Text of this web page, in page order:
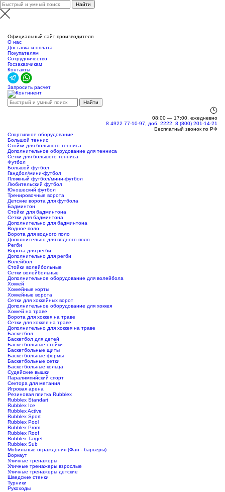
Официальный сайт производителя
О нас
Доставка и оплата
Покупателям
Сотрудничество
Госзаказчикам
Контакты
Запросить расчет
08:00 — 17:00, ежедневно
8 4922 77-10-97, доб. 2222, 8 (800) 201-14-21
Бесплатный звонок по РФ
Спортивное оборудование
Большой теннис
Стойки для большого тенниса
Дополнительное оборудование для тенниса
Сетки для большого тенниса
Футбол
Большой футбол
Гандбол/мини-футбол
Пляжный футбол/мини-футбол
Любительский футбол
Юношеский футбол
Тренировочные ворота
Детские ворота для футбола
Бадминтон
Стойки для бадминтона
Сетки для бадминтона
Дополнительно для бадминтона
Водное поло
Ворота для водного поло
Дополнительно для водного поло
Регби
Ворота для регби
Дополнительно для регби
Волейбол
Стойки волейбольные
Сетки волейбольные
Дополнительное оборудование для волейбола
Хоккей
Хоккейные корты
Хоккейные ворота
Сетки для хоккейных ворот
Дополнительное оборудование для хоккея
Хоккей на траве
Ворота для хоккея на траве
Сетки для хоккея на траве
Дополнительно для хоккея на траве
Баскетбол
Баскетбол для детей
Баскетбольные стойки
Баскетбольные щиты
Баскетбольные фермы
Баскетбольные сетки
Баскетбольные кольца
Судейские вышки
Паралимпийский спорт
Сектора для метания
Игровая арена
Резиновая плитка Rubblex
Rubblex Standart
Rubblex Ice
Rubblex Active
Rubblex Sport
Rubblex Pool
Rubblex Prom
Rubblex Roof
Rubblex Target
Rubblex Sub
Мобильные ограждения (Фан - барьеры)
Воркаут
Уличные тренажеры
Уличные тренажеры взрослые
Уличные тренажеры детские
Шведские стенки
Турники
Рукоходы